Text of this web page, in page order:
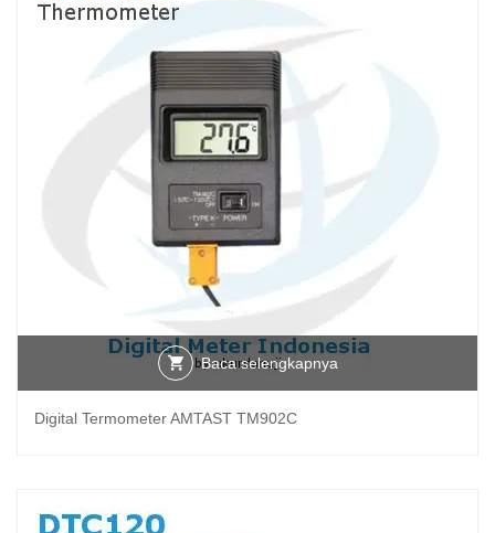
Baca selengkapnya
Digital Termometer AMTAST TM902C